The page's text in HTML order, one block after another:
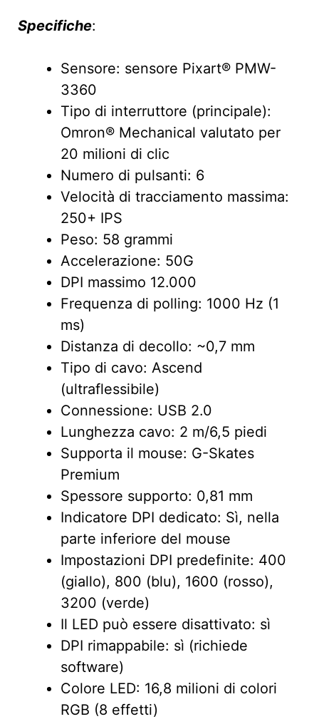
Specifiche:
Sensore: sensore Pixart® PMW-
3360
Tipo di interruttore (principale):
Omron® Mechanical valutato per
20 milioni di clic
Numero di pulsanti: 6
Velocità di tracciamento massima:
250+ IPS
Peso: 58 grammi
Accelerazione: 50G
DPI massimo 12.000
Frequenza di polling: 1000 Hz (1
ms)
Distanza di decollo: ~0,7 mm
Tipo di cavo: Ascend
(ultraflessibile)
Connessione: USB 2.0
Lunghezza cavo: 2 m/6,5 piedi
Supporta il mouse: G-Skates
Premium
Spessore supporto: 0,81 mm
Indicatore DPI dedicato: Sì, nella
parte inferiore del mouse
Impostazioni DPI predefinite: 400
(giallo), 800 (blu), 1600 (rosso),
3200 (verde)
Il LED può essere disattivato: sì
DPI rimappabile: sì (richiede
software)
Colore LED: 16,8 milioni di colori
RGB (8 effetti)